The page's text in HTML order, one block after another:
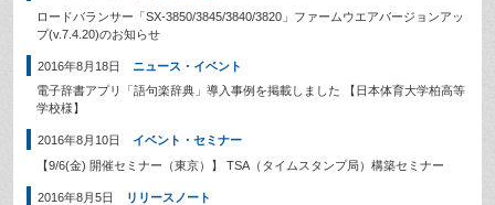
ロードバランサー「SX-3850/3845/3840/3820」ファームウエアバージョンアッ
プ(v.7.4.20)のお知らせ
2016年8月18日
ニュース・イベント
電子辞書アプリ「語句楽辞典」導入事例を掲載しました 【日本体育大学柏高等
学校様】
2016年8月10日
イベント・セミナー
【9/6(金) 開催セミナー（東京）】 TSA（タイムスタンプ局）構築セミナー
2016年8月5日
リリースノート